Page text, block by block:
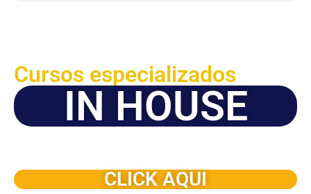
Cursos especializados
IN HOUSE
CLICK AQUI